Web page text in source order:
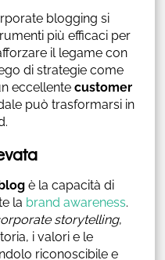
blogging si
più efficaci per
il legame con
di strategie come
eccellente customer
può trasformarsi in
è la capacità di
la brand awareness.
storytelling,
i valori e le
riconoscibile e